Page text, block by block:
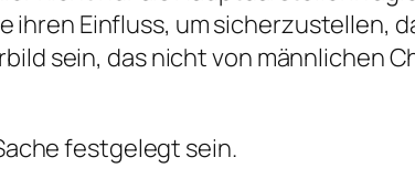
Einfluss, um sicherzustellen,
sein, das nicht von männlichen
festgelegt sein.